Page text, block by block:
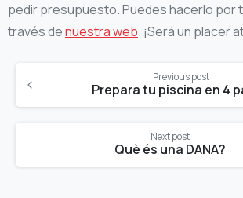
pedir presupuesto. Puedes hacerlo por
través denuestra web. ¡Será un placer
Reading
Previous post
Prepara tu piscina en 4
Next post
Què és una DANA?